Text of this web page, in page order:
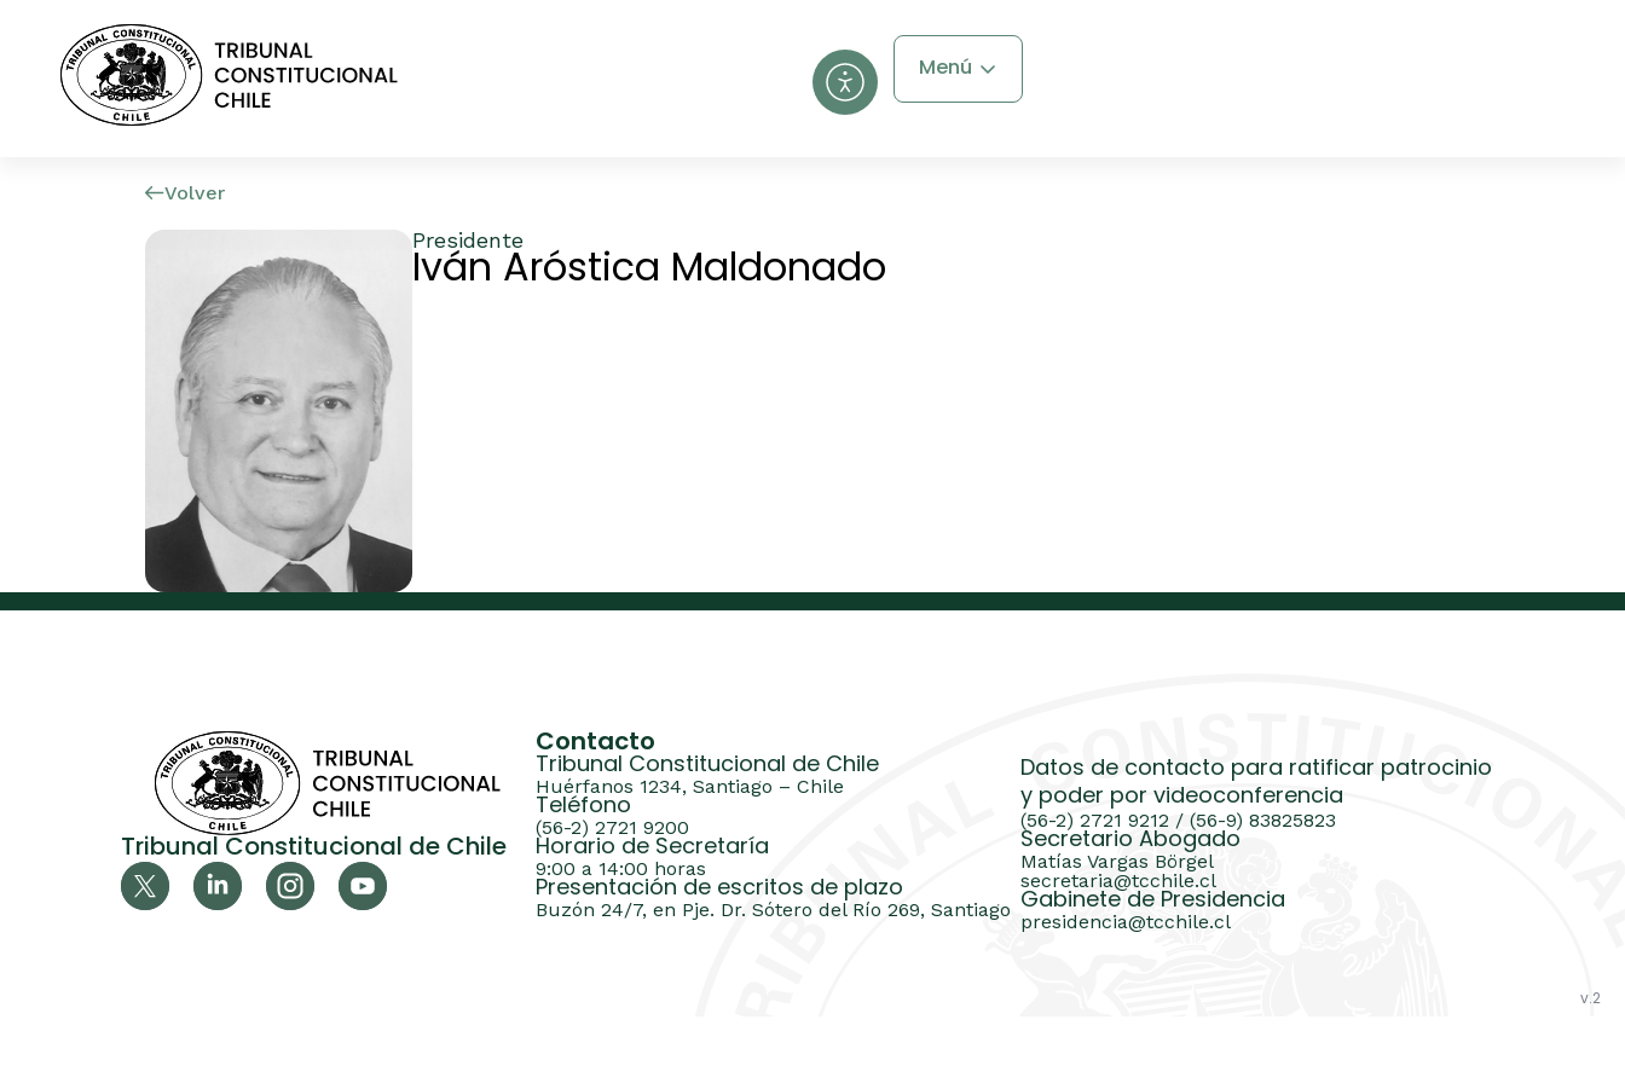
Menú
Volver
Presidente
Iván Aróstica Maldonado
Tribunal Constitucional de Chile
Contacto
Tribunal Constitucional de Chile
Huérfanos 1234, Santiago – Chile
Teléfono
(56-2) 2721 9200
Horario de Secretaría
9:00 a 14:00 horas
Presentación de escritos de plazo
Buzón 24/7, en Pje. Dr. Sótero del Río 269, Santiago
Datos de contacto para ratificar patrocinio
y poder por videoconferencia
(56-2) 2721 9212 / (56-9) 83825823
Secretario Abogado
Matías Vargas Börgel
secretaria@tcchile.cl
Gabinete de Presidencia
presidencia@tcchile.cl
v.2